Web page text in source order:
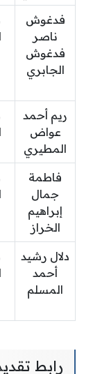
فدغوش
ناصر
فدغوش
الجابري
ريم أحمد
عواض
المطيري
فاطمة
جمال
إبراهيم
الخراز
دلال رشيد
أحمد
المسلم
رابط